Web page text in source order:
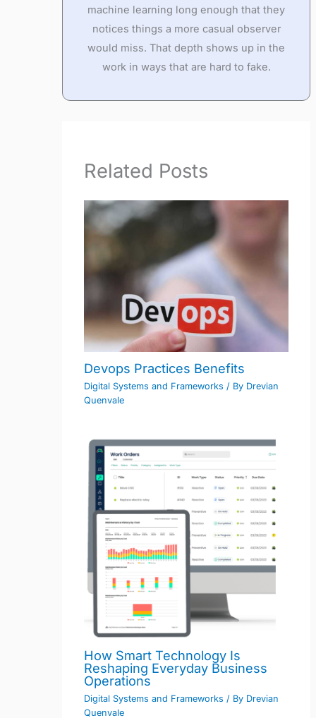
machine learning long enough that they
notices things a more casual observer
would miss. That depth shows up in the
work in ways that are hard to fake.
Related Posts
Devops Practices Benefits
Digital Systems and Frameworks / By Drevian
Quenvale
How Smart Technology Is
Reshaping Everyday Business
Operations
Digital Systems and Frameworks / By Drevian
Quenvale